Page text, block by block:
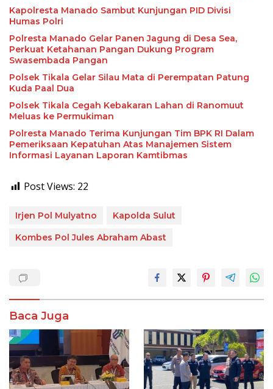
Kapolresta Manado Sambut Kunjungan PID Divisi
Humas Polri
Polresta Manado Gelar Panen Jagung di Desa Sea,
Perkuat Ketahanan Pangan Dukung Program
Swasembada Pangan
Polsek Tikala Gelar Silau Mata di Perempatan Patung
Kuda Paal Dua
Polsek Tikala Cegah Kebakaran Lahan di Ranomuut
Meluas ke Permukiman
Polresta Manado Terima Kunjungan Tim BPK RI Dalam
Pemeriksaan Kepatuhan Atas Manajemen Sistem
Informasi Layanan Laporan Kamtibmas
Post Views: 22
Irjen Pol Mulyatno
Kapolda Sulut
Kombes Pol Jules Abraham Abast
Baca Juga